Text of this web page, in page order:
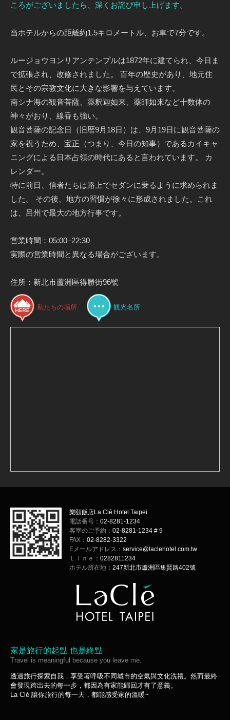
ころがございましたら、深くお詫び申し上げます。
当ホテルからの距離約1.5キロメートル、お車で7分です。
ルージョウヨンリアンテンプルは1872年に建てられ、今日ま
で拡張され、改修されました。 百年の歴史があり、地元住
民とその宗教文化に大きな影響を与えています。
南シナ海の観音菩薩、薬釈迦如来、薬師如来など十数体の
神々がおり、線香も強い。
観音菩薩の記念日（旧暦9月18日）は、9月19日に観音菩薩の
家を祝うため、宝正（つまり、今日の知事）であるカイキャ
ニングによる日本占領の時代にあると言われています。 カ
レンダー。
特に前日、信者たちは路上でセダンに乗るように求められま
した。 その後、地方の習慣が徐々に形成されました。これ
は、呂州で最大の地方行事です。
営業時間：05:00–22:30
実際の営業時間と異なる場合がございます。
住所：新北市蘆洲區得勝街96號
私たちの場所 観光名所
樂頤飯店La Clé Hotel Taipei
電話番号： 02-8281-1234
客室のご予約： 02-8281-1234 # 9
FAX： 02-8282-3322
Eメールアドレス： service@laclehotel.com.tw
Ｌｉｎｅ： 0282811234
ホテル所在地： 247新北市蘆洲區集賢路402號
家是旅行的起點 也是終點
Travel is meaningful because you leave me.
透過旅行探索自我，享受著呼吸不同城市的空氣與文化洗禮。然而最終
會發現跨出去的每一步，都因為有家能歸回才有了意義。
La Clé 讓你旅行的每一天，都能感受家的溫暖~